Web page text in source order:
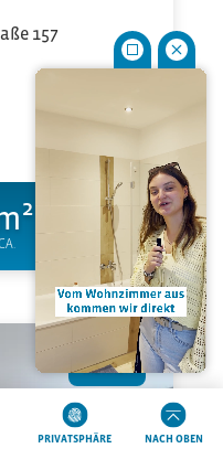
157
2
ZIMMER
MERKEN
PRIVATSPHÄRE NACH OBEN